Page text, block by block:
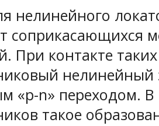
нелинейного
соприкасающихся
При контакте
нелинейный
«p-n» переходом. В
такое